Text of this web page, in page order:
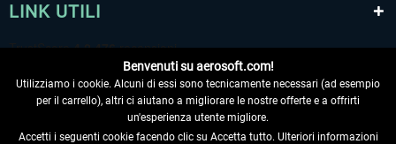
LINK UTILI
Benvenuti su aerosoft.com!
Utilizziamo i cookie. Alcuni di essi sono tecnicamente necessari (ad esempio
per il carrello), altri ci aiutano a migliorare le nostre offerte e a offrirti
un'esperienza utente migliore.
Accetti i seguenti cookie facendo clic su Accetta tutto. Ulteriori informazioni